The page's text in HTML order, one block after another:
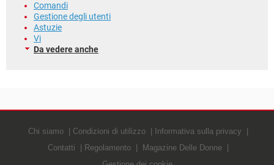
Comandi
Gestione degli utenti
Astuzie
Vi
Da vedere anche
Chi siamo Condizioni di utilizzo
Informativa sulla privacy
Contatti
Regolamento
Magazine Delle Donne